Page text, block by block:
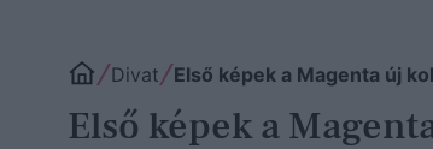
Divat Első képek a Magenta új
Első képek a